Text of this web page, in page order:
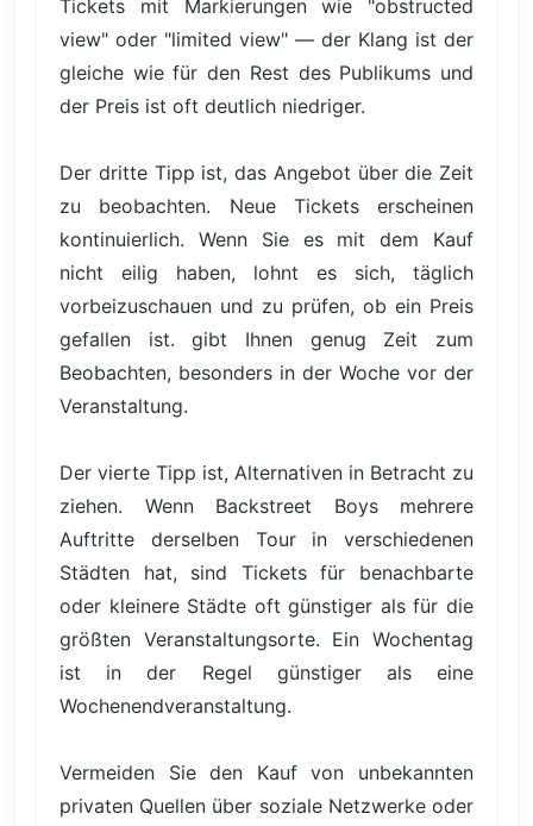
Tickets mit Markierungen wie "obstructed
view" oder "limited view" — der Klang ist der
gleiche wie für den Rest des Publikums und
der Preis ist oft deutlich niedriger.
Der dritte Tipp ist, das Angebot über die Zeit
zu beobachten. Neue Tickets erscheinen
kontinuierlich. Wenn Sie es mit dem Kauf
nicht eilig haben, lohnt es sich, täglich
vorbeizuschauen und zu prüfen, ob ein Preis
gefallen ist. gibt Ihnen genug Zeit zum
Beobachten, besonders in der Woche vor der
Veranstaltung.
Der vierte Tipp ist, Alternativen in Betracht zu
ziehen. Wenn Backstreet Boys mehrere
Auftritte derselben Tour in verschiedenen
Städten hat, sind Tickets für benachbarte
oder kleinere Städte oft günstiger als für die
größten Veranstaltungsorte. Ein Wochentag
ist in der Regel günstiger als eine
Wochenendveranstaltung.
Vermeiden Sie den Kauf von unbekannten
privaten Quellen über soziale Netzwerke oder